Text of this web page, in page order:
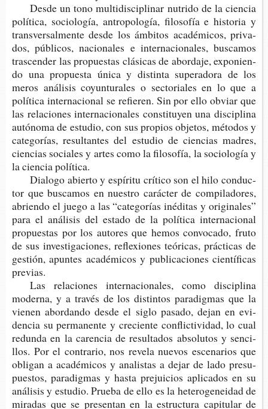
Desde un tono mul­ti­dis­ci­pli­nar nutri­do de la cien­cia
polí­ti­ca, socio­lo­gía, antro­po­lo­gía, filo­so­fía e his­to­ria y
trans­ver­sal­men­te desde los ámbi­tos aca­dé­mi­cos, pri­va­
dos, públi­cos, nacio­na­les e inter­na­cio­na­les, bus­ca­mos
tras­cen­der las pro­pues­tas clá­si­cas de abor­da­je, expo­nien­
do una pro­pues­ta única y dis­tin­ta supe­ra­do­ra de los
meros aná­li­sis coyun­tu­ra­les o sec­to­ria­les en lo que a
polí­ti­ca inter­na­cio­nal se refie­ren. Sin por ello obviar que
las rela­cio­nes inter­na­cio­na­les cons­ti­tu­yen una dis­ci­pli­na
autó­no­ma de estu­dio, con sus pro­pios obje­tos, méto­dos y
cate­go­rías, resul­tan­tes del estu­dio de cien­cias madres,
cien­cias socia­les y artes como la filo­so­fía, la socio­lo­gía y
la cien­cia política.
Dia­lo­go abier­to y espí­ri­tu crí­ti­co son el hilo con­duc­
tor que bus­ca­mos en nues­tro carác­ter de com­pi­la­do­res,
abrien­do el juego a las “cate­go­rías iné­di­tas y ori­gi­na­les”
para el aná­li­sis del esta­do de la polí­ti­ca inter­na­cio­nal
pro­pues­tas por los auto­res que hemos con­vo­ca­do, fruto
de sus inves­ti­ga­cio­nes, refle­xio­nes teó­ri­cas, prác­ti­cas de
ges­tión, apun­tes aca­dé­mi­cos y publi­ca­cio­nes cien­tí­fi­cas
previas.
Las rela­cio­nes inter­na­cio­na­les, como dis­ci­pli­na
moder­na, y a tra­vés de los dis­tin­tos para­dig­mas que la
vie­nen abor­dan­do desde el siglo pasa­do, dejan en evi­
den­cia su per­ma­nen­te y cre­cien­te con­flic­ti­vi­dad, lo cual
redun­da en la caren­cia de resul­ta­dos abso­lu­tos y sen­ci­
llos. Por el con­tra­rio, nos reve­la nue­vos esce­na­rios que
obli­gan a aca­dé­mi­cos y ana­lis­tas a dejar de lado pre­su­
pues­tos, para­dig­mas y hasta pre­jui­cios apli­ca­dos en su
aná­li­sis y estu­dio. Prue­ba de ello es la hete­ro­ge­nei­dad de
mira­das que se pre­sen­tan en la estruc­tu­ra capi­tu­lar de